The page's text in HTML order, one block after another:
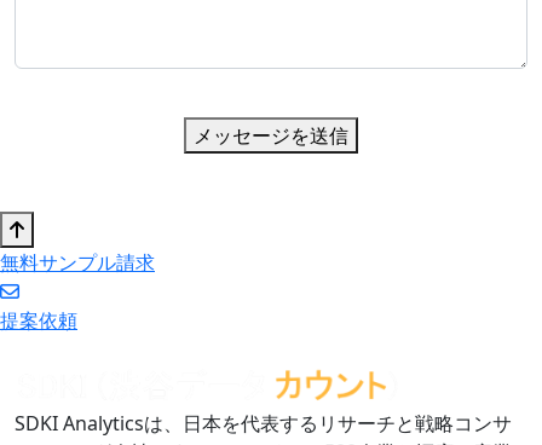
メッセージを送信
無料サンプル請求
提案依頼
SDKI Analyticsは、日本を代表するリサーチと戦略コンサ